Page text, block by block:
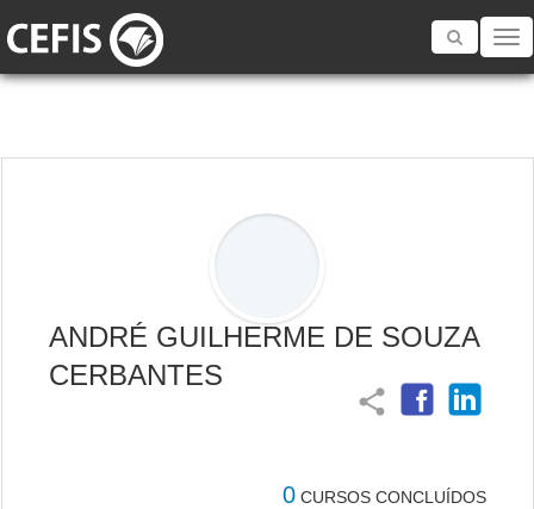
Toggle
ANDRÉ GUILHERME DE SOUZA
CERBANTES
share
0 CURSOS CONCLUÍDOS